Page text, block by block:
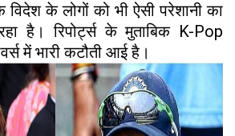
विदेश के लोगों को भी ऐसी परेशानी का
है। रिपोर्ट्स के मुताबिक K-Pop
में भारी कटौती आई है।